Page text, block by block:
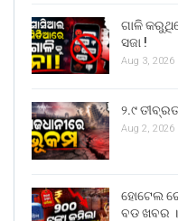
ଗାଳି
ସଜା !
Aug 3, 2026
୨.୯
Aug 2, 2026
ହୋଟେଲ
ବଡ ଖବର ।